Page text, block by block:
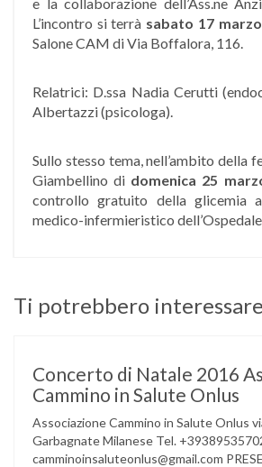
L’incontro si terrà sabato 17
Salone CAM di Via Boffalora, 116.
Relatrici: D.ssa Nadia Cerutti
Albertazzi (psicologa).
Sullo stesso tema, nell’ambito della
Giambellino di domenica 25
controllo gratuito della glicemia
medico-infermieristico
Ti potrebbero
Concerto di Natale 2016
Cammino in Salute Onlus
Associazione Cammino in Salute Onlus
Garbagnate Milanese Tel.
camminoinsaluteonlus@gmail.com